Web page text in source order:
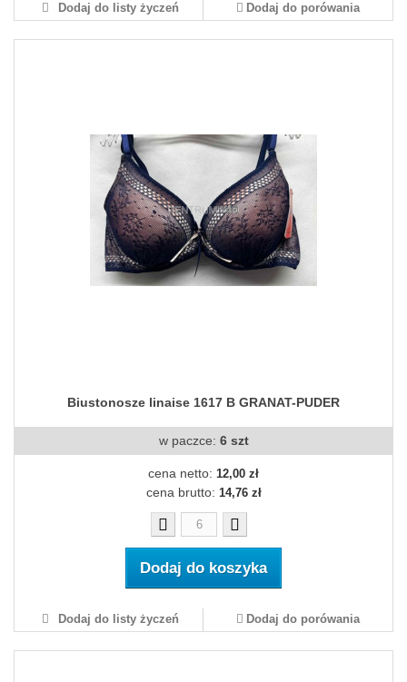
Dodaj do listy życzeń Dodaj do porówania
Biustonosze linaise 1617 B GRANAT-PUDER
w paczce: 6 szt
cena netto: 12,00 zł
cena brutto: 14,76 zł
Dodaj do koszyka
Dodaj do listy życzeń Dodaj do porówania